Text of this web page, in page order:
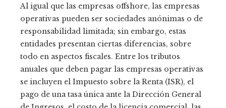
Al igual que las empresas offshore, las empresas
operativas pueden ser sociedades anónimas o de
responsabilidad limitada; sin embargo, estas
entidades presentan ciertas diferencias, sobre
todo en aspectos fiscales. Entre los tributos
anuales que deben pagar las empresas operativas
se incluyen el Impuesto sobre la Renta (ISR), el
pago de una tasa única ante la Dirección General